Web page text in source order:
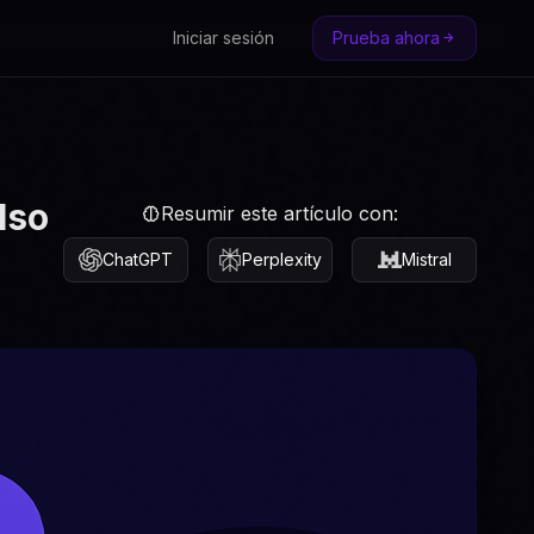
Iniciar sesión Prueba ahora
Resumir este artículo con:
ChatGPT Perplexity Mistral